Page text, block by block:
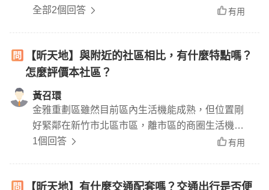
全部2個回答
有用
【昕天地】與附近的社區相比，有什麼特點嗎？
怎麼評價本社區？
黃召環
金雅重劃區雖然目前區內生活機能成熟，但位置剛
好緊鄰在新竹市北區市區，離市區的商圈生活機能
不會太遠，還算可以接受。昕天地的價格上，會比
考看看昕天地的規劃
1個回答 有用
【昕天地】有什麼交通配套嗎？交通出行是否便